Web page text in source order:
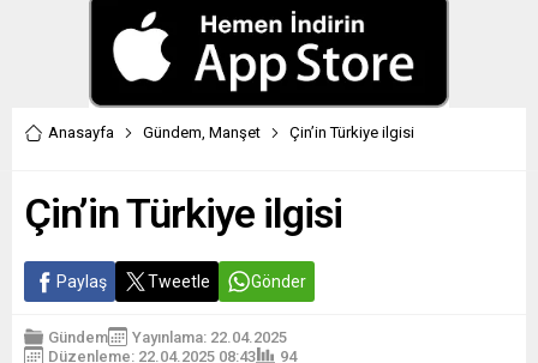
Anasayfa Gündem, Manşet Çin’in Türkiye ilgisi
Çin’in Türkiye ilgisi
Paylaş Tweetle Gönder
Gündem
Yayınlama: 22.04.2025
Düzenleme: 22.04.2025 08:43
94